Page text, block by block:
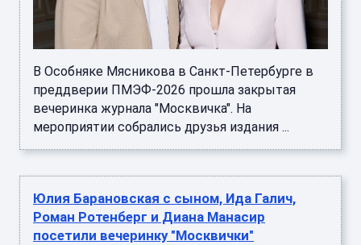
В Особняке Мясникова в Санкт-Петербурге в
преддверии ПМЭФ-2026 прошла закрытая
вечеринка журнала "Москвичка". На
мероприятии собрались друзья издания ...
Юлия Барановская с сыном, Ида Галич,
Роман Ротенберг и Диана Манасир
посетили вечеринку "Москвички"